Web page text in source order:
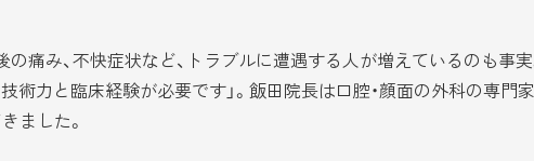
痛み、不快症状など、トラブルに遭遇する人が増えているのも事
術力と臨床経験が必要です」。飯田院長は口腔・顔面の外科の専門
ました。